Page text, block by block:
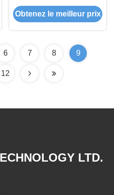
suspendue, profilé en
alliage d'aluminium T5
Obtenez le meilleur prix
6 7 8 9
12
LTD.